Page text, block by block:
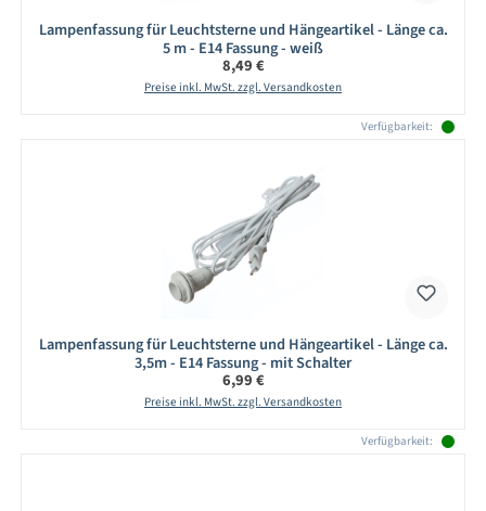
Lampenfassung für Leuchtsterne und Hängeartikel - Länge ca.
5 m - E14 Fassung - weiß
Regulärer Preis:
8,49 €
Preise inkl. MwSt. zzgl. Versandkosten
Verfügbarkeit:
Lampenfassung für Leuchtsterne und Hängeartikel - Länge ca.
3,5m - E14 Fassung - mit Schalter
Regulärer Preis:
6,99 €
Preise inkl. MwSt. zzgl. Versandkosten
Verfügbarkeit: